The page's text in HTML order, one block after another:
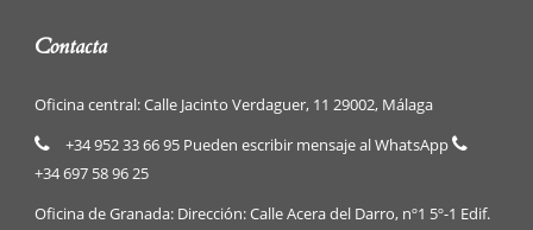
Contacta
Oficina central: Calle Jacinto Verdaguer, 11 29002, Málaga
+34 952 33 66 95 Pueden escribir mensaje al WhatsApp
+34 697 58 96 25
Oficina de Granada: Dirección: Calle Acera del Darro, nº1 5º-1 Edif.